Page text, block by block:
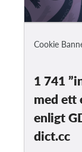
Cookie
1 741
med ett
enligt
dict.cc